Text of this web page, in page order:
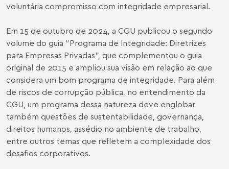
voluntária compromisso com integridade empresarial.
Em 15 de outubro de 2024, a CGU publicou o segundo
volume do guia “Programa de Integridade: Diretrizes
para Empresas Privadas”, que complementou o guia
original de 2015 e ampliou sua visão em relação ao que
considera um bom programa de integridade. Para além
de riscos de corrupção pública, no entendimento da
CGU, um programa dessa natureza deve englobar
também questões de sustentabilidade, governança,
direitos humanos, assédio no ambiente de trabalho,
entre outros temas que refletem a complexidade dos
desafios corporativos.